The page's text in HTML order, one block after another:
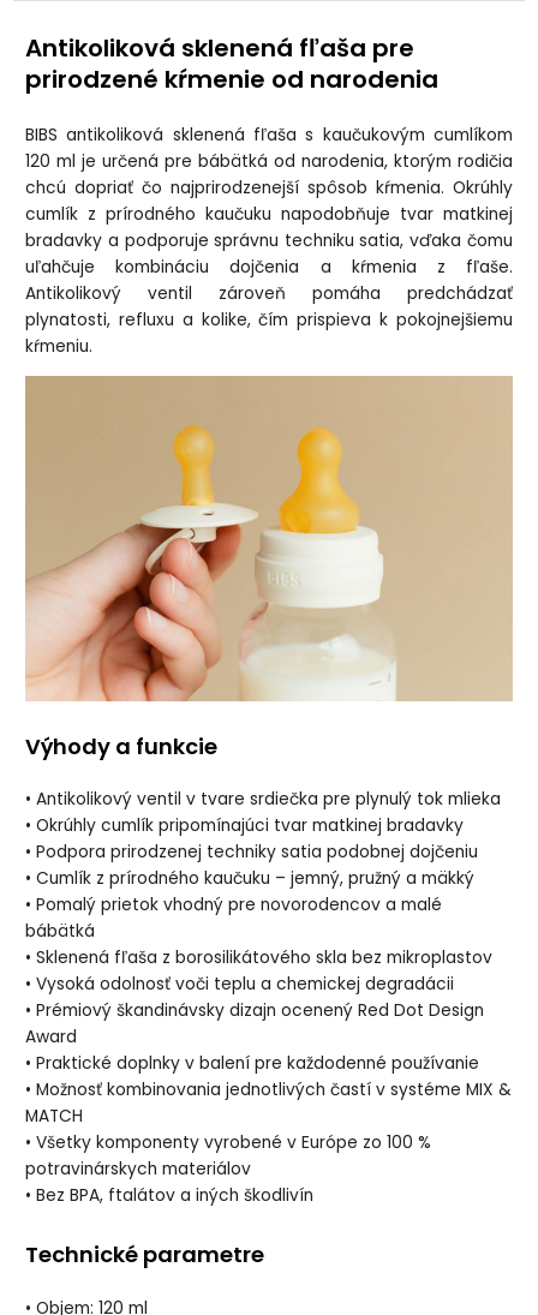
Antikoliková sklenená fľaša pre
prirodzené kŕmenie od narodenia
BIBS antikoliková sklenená fľaša s kaučukovým cumlíkom
120 ml je určená pre bábätká od narodenia, ktorým rodičia
chcú dopriať čo najprirodzenejší spôsob kŕmenia. Okrúhly
cumlík z prírodného kaučuku napodobňuje tvar matkinej
bradavky a podporuje správnu techniku satia, vďaka čomu
uľahčuje kombináciu dojčenia a kŕmenia z fľaše.
Antikolikový ventil zároveň pomáha predchádzať
plynatosti, refluxu a kolike, čím prispieva k pokojnejšiemu
kŕmeniu.
Výhody a funkcie
• Antikolikový ventil v tvare srdiečka pre plynulý tok mlieka
• Okrúhly cumlík pripomínajúci tvar matkinej bradavky
• Podpora prirodzenej techniky satia podobnej dojčeniu
• Cumlík z prírodného kaučuku – jemný, pružný a mäkký
• Pomalý prietok vhodný pre novorodencov a malé
bábätká
• Sklenená fľaša z borosilikátového skla bez mikroplastov
• Vysoká odolnosť voči teplu a chemickej degradácii
• Prémiový škandinávsky dizajn ocenený Red Dot Design
Award
• Praktické doplnky v balení pre každodenné používanie
• Možnosť kombinovania jednotlivých častí v systéme MIX &
MATCH
• Všetky komponenty vyrobené v Európe zo 100 %
potravinárskych materiálov
• Bez BPA, ftalátov a iných škodlivín
Technické parametre
• Objem: 120 ml